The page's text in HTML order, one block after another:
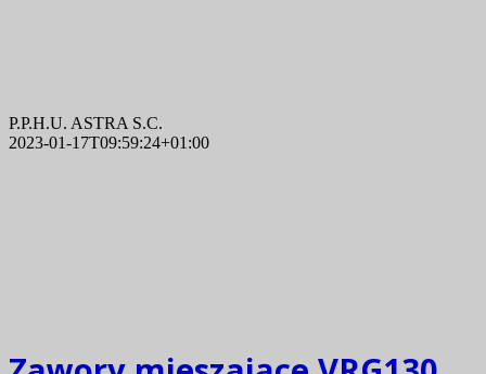
P.P.H.U. ASTRA S.C.
2023-01-17T09:59:24+01:00